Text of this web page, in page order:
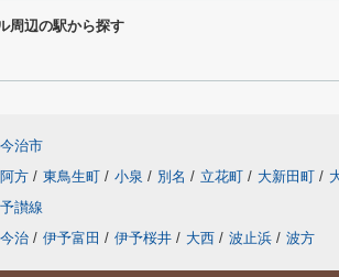
周辺の駅から探す
今治市
阿方 / 東鳥生町 / 小泉 / 別名 / 立花町 / 大新田町 /
予讃線
今治 / 伊予富田 / 伊予桜井 / 大西 / 波止浜 / 波方